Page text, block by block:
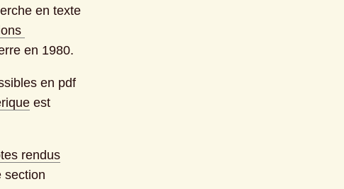
en texte
en 1980.
en pdf
est
rendus
section